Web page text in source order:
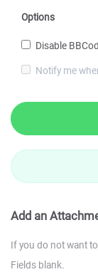
Options
Disable
Notify me
Add an
If you do not want
Fields blank.